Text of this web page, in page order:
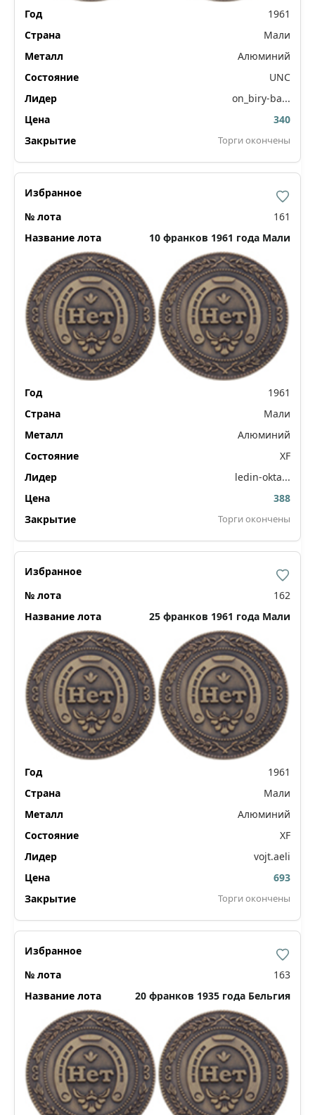
1961
Мали
Алюминий
UNC
on_biry-ba...
340
Торги окончены
161
10 франков 1961 года Мали
1961
Мали
Алюминий
XF
ledin-okta...
388
Торги окончены
162
25 франков 1961 года Мали
1961
Мали
Алюминий
XF
vojt.aeli
693
Торги окончены
163
20 франков 1935 года Бельгия